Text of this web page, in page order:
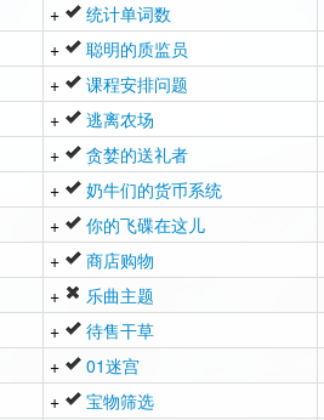
+ 统计单词数
+ 聪明的质监员
+ 课程安排问题
+ 逃离农场
+ 贪婪的送礼者
+ 奶牛们的货币系统
+ 你的飞碟在这儿
+ 商店购物
+ 乐曲主题
+ 待售干草
+ 01迷宫
+ 宝物筛选